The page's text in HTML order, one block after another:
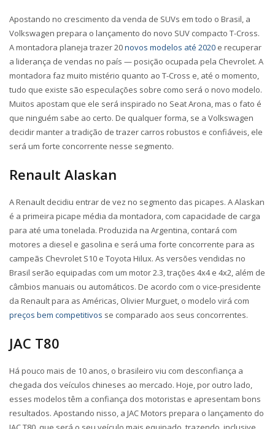
Apostando no crescimento da venda de SUVs em todo o Brasil, a
Volkswagen prepara o lançamento do novo SUV compacto T-Cross.
A montadora planeja trazer 20novos modelos até 2020 e recuperar
a liderança de vendas no país — posição ocupada pela Chevrolet. A
montadora faz muito mistério quanto ao T-Cross e, até o momento,
tudo que existe são especulações sobre como será o novo modelo.
Muitos apostam que ele será inspirado no Seat Arona, mas o fato é
que ninguém sabe ao certo. De qualquer forma, se a Volkswagen
decidir manter a tradição de trazer carros robustos e confiáveis, ele
será um forte concorrente nesse segmento.
Renault Alaskan
A Renault decidiu entrar de vez no segmento das picapes. A Alaskan
é a primeira picape média da montadora, com capacidade de carga
para até uma tonelada. Produzida na Argentina, contará com
motores a diesel e gasolina e será uma forte concorrente para as
campeãs Chevrolet S10 e Toyota Hilux. As versões vendidas no
Brasil serão equipadas com um motor 2.3, trações 4x4 e 4x2, além de
câmbios manuais ou automáticos. De acordo com o vice-presidente
da Renault para as Américas, Olivier Murguet, o modelo virá com
preços bem competitivos se comparado aos seus concorrentes.
JAC T80
Há pouco mais de 10 anos, o brasileiro viu com desconfiança a
chegada dos veículos chineses ao mercado. Hoje, por outro lado,
esses modelos têm a confiança dos motoristas e apresentam bons
resultados. Apostando nisso, a JAC Motors prepara o lançamento do